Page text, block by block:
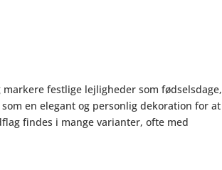
festlige lejligheder som fødselsdage,
en elegant og personlig dekoration for at
findes i mange varianter, ofte med